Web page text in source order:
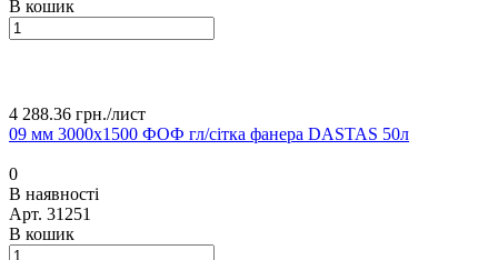
В кошик
4 288.36 грн./лист
09 мм 3000х1500 ФОФ гл/сітка фанера DASTAS 50л
0
В наявності
Арт. 31251
В кошик